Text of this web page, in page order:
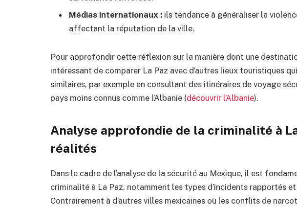
Médias internationaux : ils tendance à généraliser la
affectant la réputation de la ville.
Pour approfondir cette réflexion sur la manière dont une
intéressant de comparer La Paz avec d’autres lieux touristiques
similaires, par exemple en consultant des itinéraires de voyage
pays moins connus comme l’Albanie (découvrir l’Albanie).
Analyse approfondie de la criminalité à
réalités
Dans le cadre de l’analyse de la sécurité au Mexique, il est
criminalité à La Paz, notamment les types d’incidents rapportés
Contrairement à d’autres villes mexicaines où les conflits de